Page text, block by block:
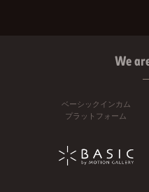
We
ベーシックインカム
プラットフォーム